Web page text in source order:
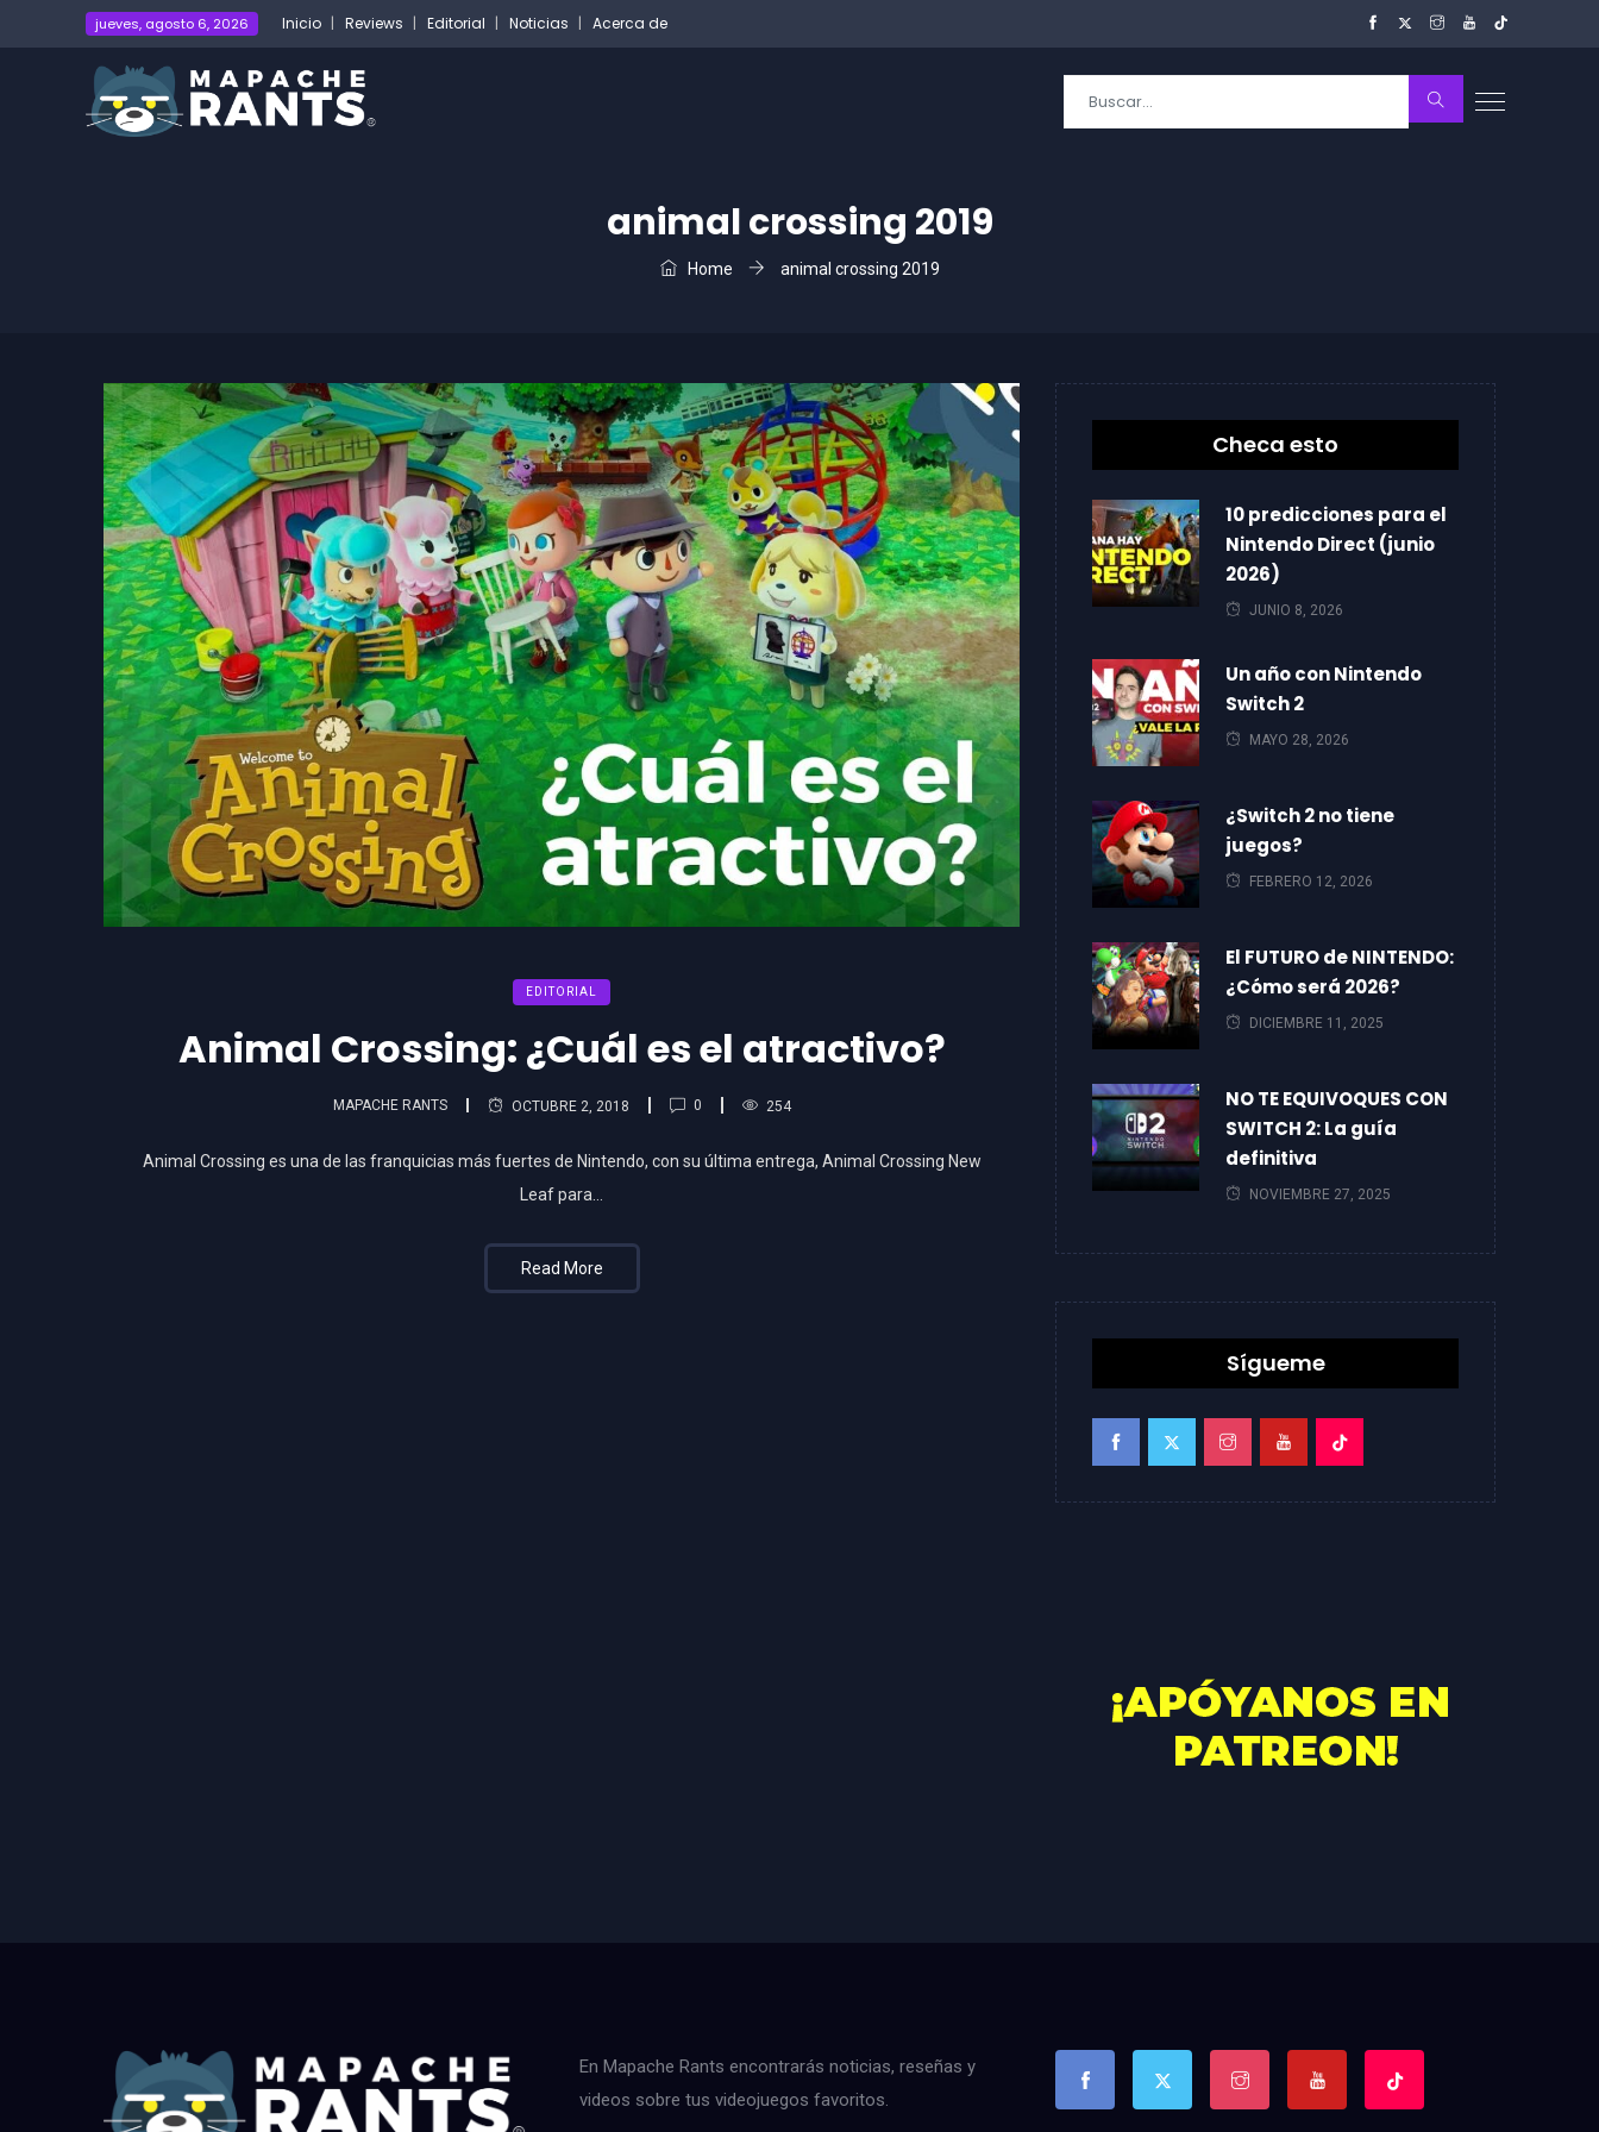
jueves, agosto 6, 2026 Inicio Reviews Editorial Noticias Acerca de
animal crossing 2019
Home animal crossing 2019
EDITORIAL
Animal Crossing: ¿Cuál es el atractivo?
MAPACHE RANTS OCTUBRE 2, 2018 0 254
Animal Crossing es una de las franquicias más fuertes de Nintendo, con su última entrega, Animal Crossing New
Leaf para…
Read More
Checa esto
10 predicciones para el
Nintendo Direct (junio
2026)
JUNIO 8, 2026
Un año con Nintendo
Switch 2
MAYO 28, 2026
¿Switch 2 no tiene
juegos?
FEBRERO 12, 2026
El FUTURO de NINTENDO:
¿Cómo será 2026?
DICIEMBRE 11, 2025
NO TE EQUIVOQUES CON
SWITCH 2: La guía
definitiva
NOVIEMBRE 27, 2025
Sígueme
En Mapache Rants encontrarás noticias, reseñas y
videos sobre tus videojuegos favoritos.